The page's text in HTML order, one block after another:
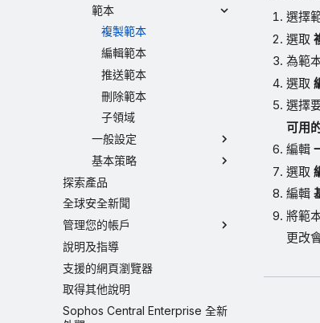
範本
複製範本
編輯範本
推送範本
刪除範本
子領域
一般設定
基本策略
探索產品
全球安全新聞
管理您的帳戶
說明及指導
支援的網頁瀏覽器
取得其他說明
Sophos Central Enterprise 全新
選擇
選取
為範
選取
選擇
可用
編輯
選取
編輯
將範
更改